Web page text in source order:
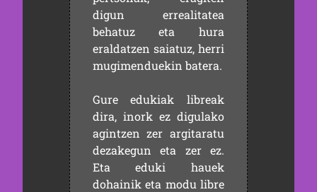
digun errealitatea
behatuz eta hura
eraldatzen saiatuz, herri
mugimenduekin batera.
Gure edukiak libreak
dira, inork ez digulako
agintzen zer argitaratu
dezakegun eta zer ez.
Eta eduki hauek
dohainik eta modu libre